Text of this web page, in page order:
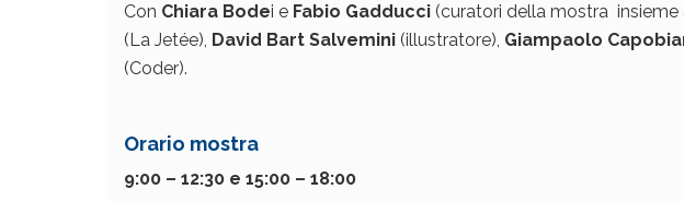
Con Chiara Bodei e Fabio Gadducci (curatori della mostra insieme
(La Jetée), David Bart Salvemini (illustratore), Giampaolo
(Coder).
Orario mostra
9:00 – 12:30 e 15:00 – 18:00